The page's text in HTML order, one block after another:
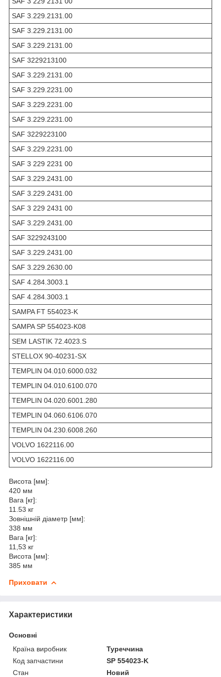
SAF 3.229.2131.00
SAF 3.229.2131.00
SAF 3.229.2131.00
SAF 3229213100
SAF 3.229.2131.00
SAF 3.229.2231.00
SAF 3.229.2231.00
SAF 3.229.2231.00
SAF 3229223100
SAF 3.229.2231.00
SAF 3 229 2231 00
SAF 3.229.2431.00
SAF 3.229.2431.00
SAF 3 229 2431 00
SAF 3.229.2431.00
SAF 3229243100
SAF 3.229.2431.00
SAF 3.229.2630.00
SAF 4.284.3003.1
SAF 4.284.3003.1
SAMPA FT 554023-K
SAMPA SP 554023-K08
SEM LASTIK 72.4023.S
STELLOX 90-40231-SX
TEMPLIN 04.010.6000.032
TEMPLIN 04.010.6100.070
TEMPLIN 04.020.6001.280
TEMPLIN 04.060.6106.070
TEMPLIN 04.230.6008.260
VOLVO 1622116.00
VOLVO 1622116.00
Висота [мм]:
420 мм
Вага [кг]:
11.53 кг
Зовнішній діаметр [мм]:
338 мм
Вага [кг]:
11,53 кг
Висота [мм]:
385 мм
Приховати
Характеристики
Основні
Країна виробник
Туреччина
Код запчастини
SP 554023-K
Стан
Новий